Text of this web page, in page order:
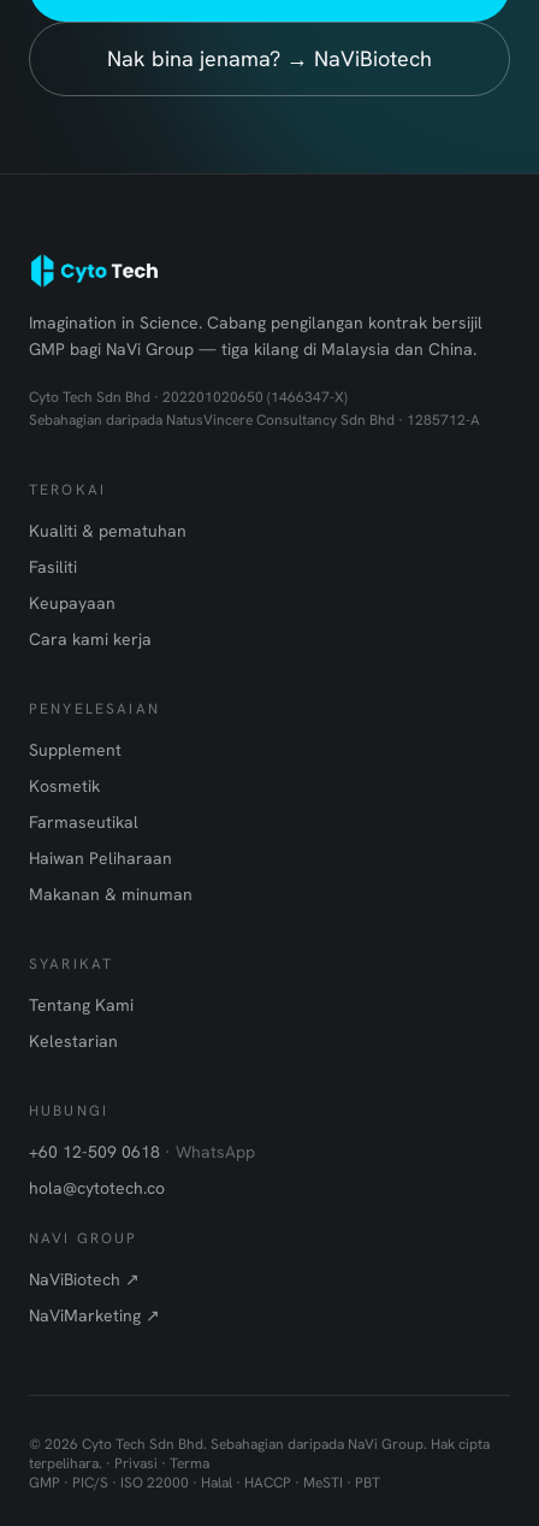
Nak bina jenama? → NaViBiotech
Imagination in Science. Cabang pengilangan kontrak bersijil
GMP bagi NaVi Group — tiga kilang di Malaysia dan China.
Cyto Tech Sdn Bhd · 202201020650 (1466347-X)
Sebahagian daripada NatusVincere Consultancy Sdn Bhd · 1285712-A
TEROKAI
Kualiti & pematuhan
Fasiliti
Keupayaan
Cara kami kerja
PENYELESAIAN
Supplement
Kosmetik
Farmaseutikal
Haiwan Peliharaan
Makanan & minuman
SYARIKAT
Tentang Kami
Kelestarian
HUBUNGI
+60 12-509 0618 · WhatsApp
hola@cytotech.co
NAVI GROUP
NaViBiotech ↗
NaViMarketing ↗
© 2026 Cyto Tech Sdn Bhd. Sebahagian daripada NaVi Group. Hak cipta
terpelihara. · Privasi · Terma
GMP · PIC/S · ISO 22000 · Halal · HACCP · MeSTI · PBT